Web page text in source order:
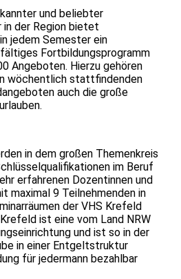
und beliebter
der Region bietet
jedem Semester ein
Fortbildungsprogramm
Angeboten. Hierzu gehören
wöchentlich stattfindenden
auch die große
in dem großen Themenkreis
im Beruf
erfahrenen Dozentinnen und
maximal 9 Teilnehmenden in
der VHS Krefeld
ist eine vom Land NRW
und ist so in der
in einer Entgeltstruktur
für jedermann bezahlbar